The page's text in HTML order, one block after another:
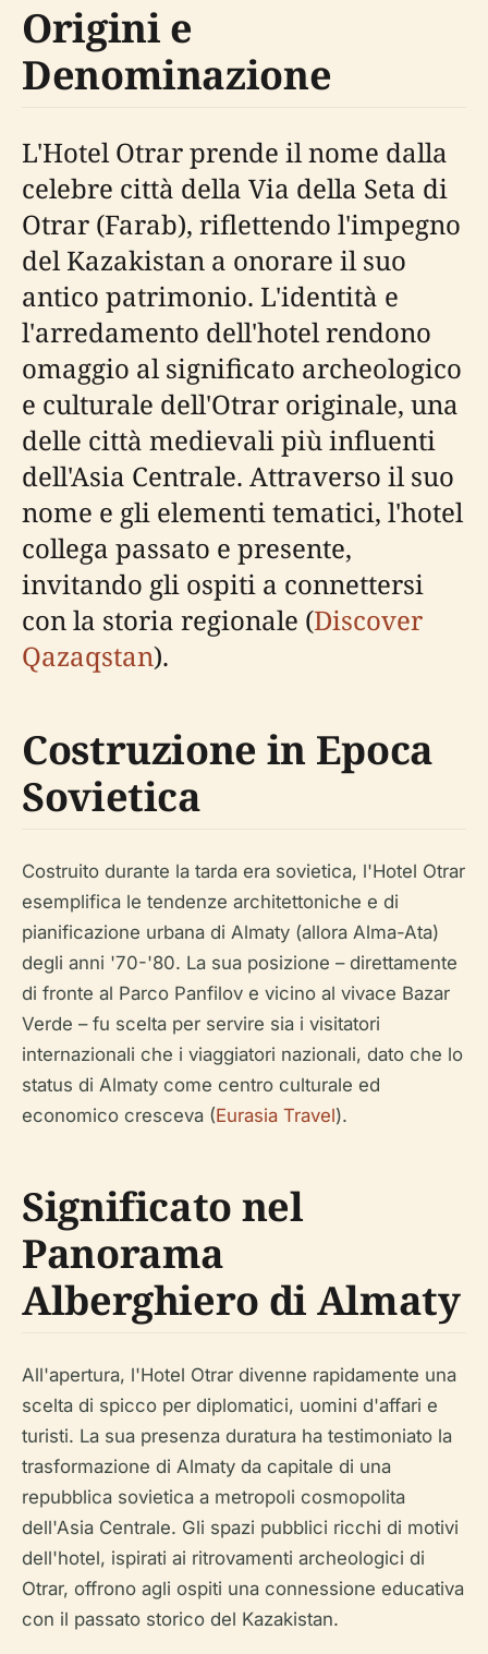
Origini e
Denominazione
L'Hotel Otrar prende il nome dalla
celebre città della Via della Seta di
Otrar (Farab), riflettendo l'impegno
del Kazakistan a onorare il suo
antico patrimonio. L'identità e
l'arredamento dell'hotel rendono
omaggio al significato archeologico
e culturale dell'Otrar originale, una
delle città medievali più influenti
dell'Asia Centrale. Attraverso il suo
nome e gli elementi tematici, l'hotel
collega passato e presente,
invitando gli ospiti a connettersi
con la storia regionale (Discover
Qazaqstan).
Costruzione in Epoca
Sovietica
Costruito durante la tarda era sovietica, l'Hotel Otrar
esemplifica le tendenze architettoniche e di
pianificazione urbana di Almaty (allora Alma-Ata)
degli anni '70-'80. La sua posizione – direttamente
di fronte al Parco Panfilov e vicino al vivace Bazar
Verde – fu scelta per servire sia i visitatori
internazionali che i viaggiatori nazionali, dato che lo
status di Almaty come centro culturale ed
economico cresceva (Eurasia Travel).
Significato nel
Panorama
Alberghiero di Almaty
All'apertura, l'Hotel Otrar divenne rapidamente una
scelta di spicco per diplomatici, uomini d'affari e
turisti. La sua presenza duratura ha testimoniato la
trasformazione di Almaty da capitale di una
repubblica sovietica a metropoli cosmopolita
dell'Asia Centrale. Gli spazi pubblici ricchi di motivi
dell'hotel, ispirati ai ritrovamenti archeologici di
Otrar, offrono agli ospiti una connessione educativa
con il passato storico del Kazakistan.